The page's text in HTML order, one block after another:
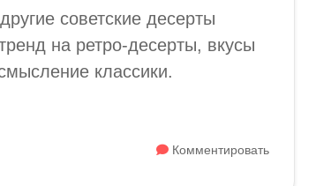
советские десерты
на ретро-десерты, вкусы
классики.
Комментировать